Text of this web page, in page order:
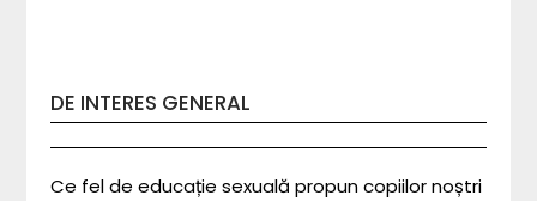
DE INTERES GENERAL
Ce fel de educație sexuală propun copiilor noștri